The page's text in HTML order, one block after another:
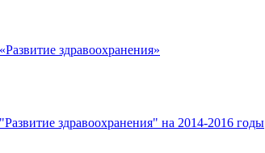
здравоохранения»
здравоохранения" на 2014-2016 годы